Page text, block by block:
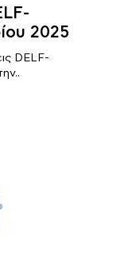
2025
DELF-